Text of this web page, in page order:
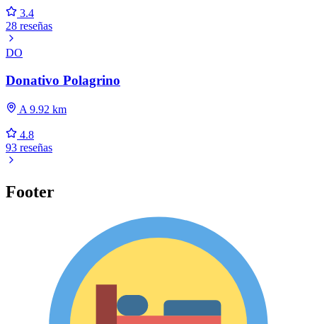
3.4
28 reseñas
DO
Donativo Polagrino
A 9.92 km
4.8
93 reseñas
Footer